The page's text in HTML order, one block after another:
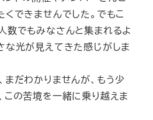
くできませんでした。でもこ
数でもみなさんと集まれるよ
な光が見えてきた感じがしま
まだわかりませんが、もう少
この苦境を一緒に乗り越えま